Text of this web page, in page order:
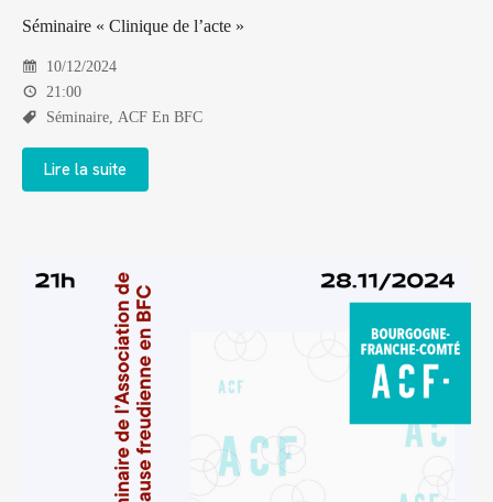
Séminaire « Clinique de l’acte »
10/12/2024
21:00
Séminaire, ACF En BFC
Lire la suite